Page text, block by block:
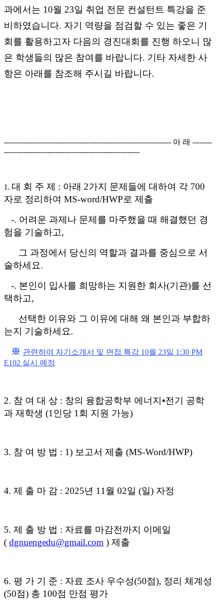
과에서는 10월 23일 취업 전문 컨설턴트 특강을 준
비하였습니다. 자기 역량을 점검할 수 있는 좋은 기
회를 활용하고자 다음의 경진대회를 진행 하오니 많
은 학생들의 많은 참여를 바랍니다. 기타 자세한 사
항은 아래를 참조해 주시길 바랍니다.
--------------------------------------------------------------------- 아 래 --------
--------------------------------------------------------
1. 대 회 주 제 : 아래 2가지 문제들에 대하여 각 700
자로 정리하여 MS-word/HWP로 제출
-. 어려운 과제나 문제를 마주했을 때 해결했던 경
험을 기술하고,
그 과정에서 당신의 역할과 결과를 중심으로 서
술하세요.
-. 본인이 입사를 희망하는 지원한 회사(기관)를 선
택하고,
선택한 이유와 그 이유에 대해 왜 본인과 부합하
는지 기술하세요.
※ 관련하여 자기소개서 및 면접 특강 10월 23일 1:30 PM
E102 실시 예정
2. 참 여 대 상 : 창의 융합공학부 에너지 ⦁전기 공학
과 재학생 (1 인당 1 회 지원 가능)
3. 참 여 방 법 : 1) 보고서 제출 (MS-Word/HWP)
4. 제 출 마 감 : 2025년 11 월 02일 (일) 자정
5. 제 출 방 법 : 자료를 마감전까지 이메일
( dgnuengedu@gmail.com ) 제출
6. 평 가 기 준 : 자료 조사 우수성(50점), 정리 체계성
(50점) 총 100점 만점 평가